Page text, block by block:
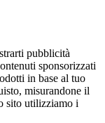
pubblicità
sponsorizzati
in base al tuo
misurandone il
sito utilizziamo i